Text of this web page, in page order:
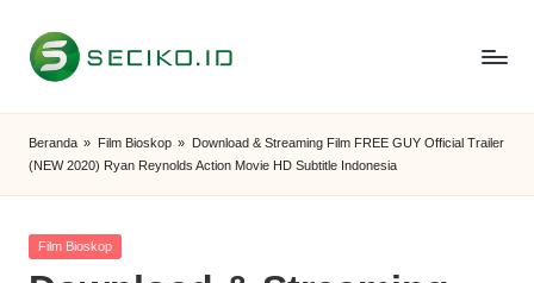
Skip
S
e
c
i
k
Beranda » Film Bioskop » Download & Streaming Film FREE GUY Official Trailer
(NEW 2020) Ryan Reynolds Action Movie HD Subtitle Indonesia
Posted
Film Bioskop